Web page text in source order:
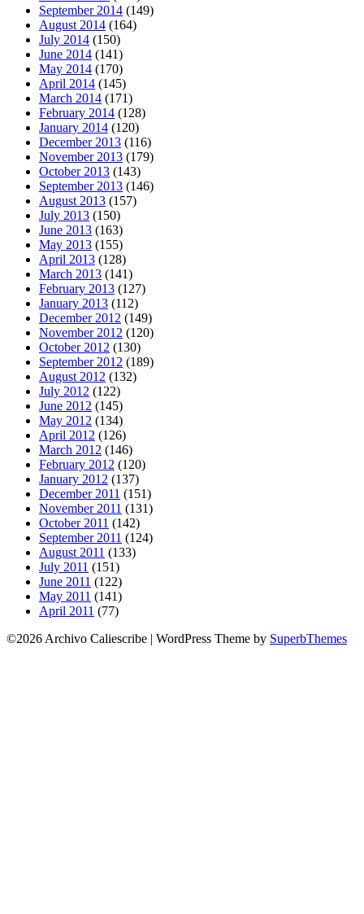
September 2014 (149)
August 2014 (164)
July 2014 (150)
June 2014 (141)
May 2014 (170)
April 2014 (145)
March 2014 (171)
February 2014 (128)
January 2014 (120)
December 2013 (116)
November 2013 (179)
October 2013 (143)
September 2013 (146)
August 2013 (157)
July 2013 (150)
June 2013 (163)
May 2013 (155)
April 2013 (128)
March 2013 (141)
February 2013 (127)
January 2013 (112)
December 2012 (149)
November 2012 (120)
October 2012 (130)
September 2012 (189)
August 2012 (132)
July 2012 (122)
June 2012 (145)
May 2012 (134)
April 2012 (126)
March 2012 (146)
February 2012 (120)
January 2012 (137)
December 2011 (151)
November 2011 (131)
October 2011 (142)
September 2011 (124)
August 2011 (133)
July 2011 (151)
June 2011 (122)
May 2011 (141)
April 2011 (77)
©2026 Archivo Caliescribe | WordPress Theme by SuperbThemes